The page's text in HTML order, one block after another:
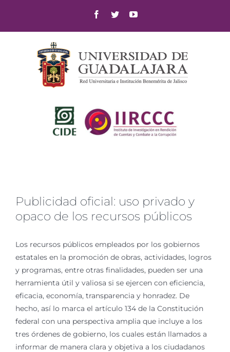
content
Facebook
TwitterYouTube
Publicidad oficial: uso privado y
opaco de los recursos públicos
Los recursos públicos empleados por los gobiernos
estatales en la promoción de obras, actividades, logros
y programas, entre otras finalidades, pueden ser una
herramienta útil y valiosa si se ejercen con eficiencia,
eficacia, economía, transparencia y honradez. De
hecho, así lo marca el artículo 134 de la Constitución
federal con una perspectiva amplia que incluye a los
tres órdenes de gobierno, los cuales están llamados a
informar de manera clara y objetiva a los ciudadanos